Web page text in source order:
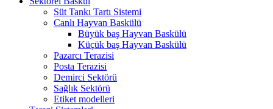
Süt Tankı Tartı Sistemi
Canlı Hayvan Baskülü
Büyük baş Hayvan Baskülü
Küçük baş Hayvan Baskülü
Pazarcı Terazisi
Posta Terazisi
Demirci Sektörü
Sağlık Sektörü
Etiket modelleri